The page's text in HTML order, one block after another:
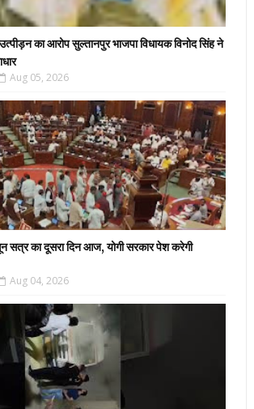
का आरोप सुल्तानपुर भाजपा विधायक विनोद सिंह ने
Aug 05, 2026
सत्र का दूसरा दिन आज, योगी सरकार पेश करेगी
Aug 04, 2026